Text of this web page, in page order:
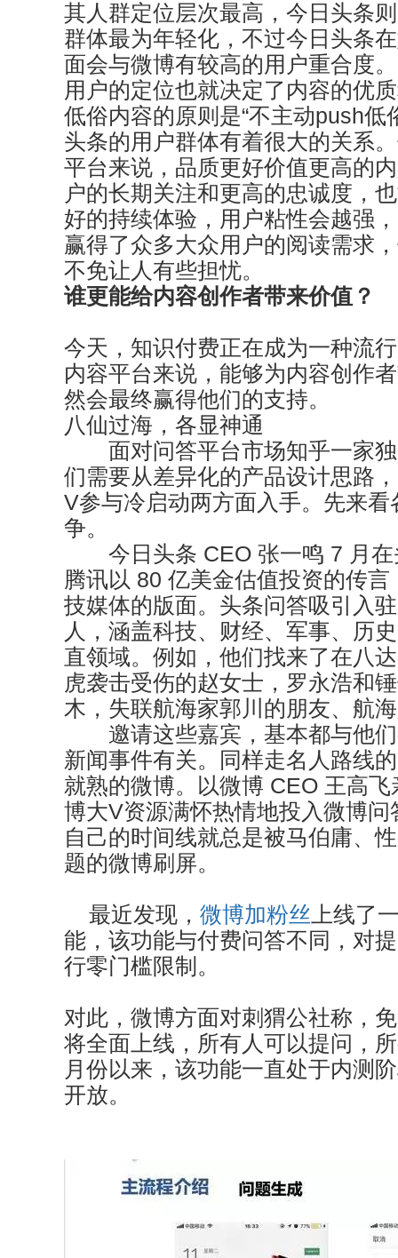
其人群定位层次最高，今日头条
群体最为年轻化，不过今日头条
面会与微博有较高的用户重合度。
用户的定位也就决定了内容的优
低俗内容的原则是“不主动push低
头条的用户群体有着很大的关系
平台来说，品质更好价值更高的
户的长期关注和更高的忠诚度，
好的持续体验，用户粘性会越强
赢得了众多大众用户的阅读需求
不免让人有些担忧。
谁更能给内容创作者带来价值？
今天，知识付费正在成为一种流
内容平台来说，能够为内容创作
然会最终赢得他们的支持。
八仙过海，各显神通
面对问答平台市场知乎一家独
们需要从差异化的产品设计思路
V参与冷启动两方面入手。先来看
争。
今日头条 CEO 张一鸣 7 月在
腾讯以 80 亿美金估值投资的传
技媒体的版面。头条问答吸引入
人，涵盖科技、财经、军事、历
直领域。例如，他们找来了在八
虎袭击受伤的赵女士，罗永浩和
木，失联航海家郭川的朋友、航
邀请这些嘉宾，基本都与他们
新闻事件有关。同样走名人路线
就熟的微博。以微博 CEO 王高
博大V资源满怀热情地投入微博问
自己的时间线就总是被马伯庸、
题的微博刷屏。
最近发现， 微博加粉丝 上线了
能，该功能与付费问答不同，对
行零门槛限制。
对此，微博方面对刺猬公社称，
将全面上线，所有人可以提问，
月份以来，该功能一直处于内测
开放。